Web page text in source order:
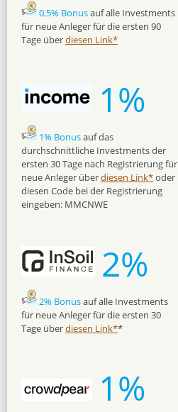
0,5% Bonusauf alle Investments
für neue Anleger für die ersten 90
Tage überdiesen Link*
1%
1% Bonusauf das
durchschnittliche Investments der
ersten 30 Tage nach Registrierung für
neue Anleger überdiesen Link*oder
diesen Code bei der Registrierung
eingeben: MMCNWE
2%
2% Bonusauf alle Investments
für neue Anleger für die ersten 30
Tage überdiesen Link**
1%